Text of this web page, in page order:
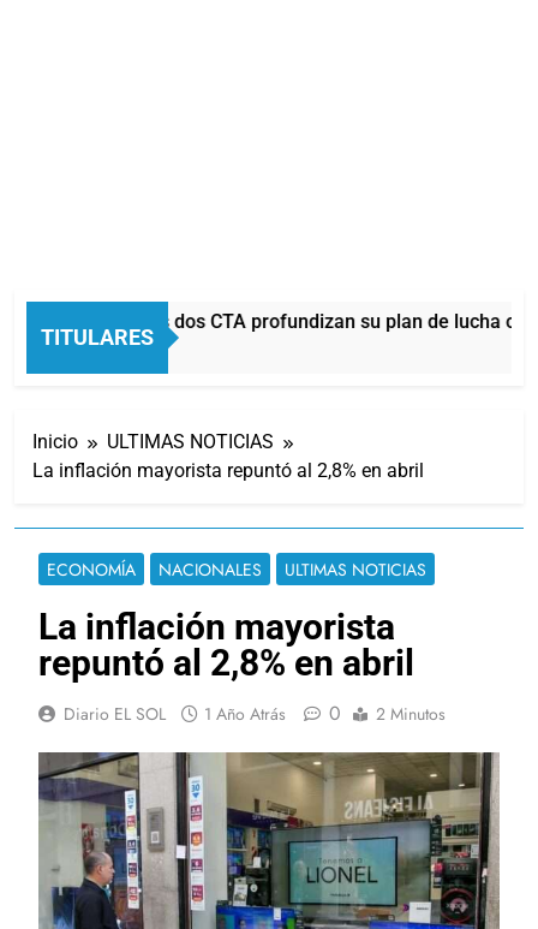
TITULARES
La CGT y las dos CTA profundizan su plan de lucha con
9 Minutos Atrás
Inicio
ULTIMAS NOTICIAS
La inflación mayorista repuntó al 2,8% en abril
ECONOMÍA NACIONALES ULTIMAS NOTICIAS
La inflación mayorista
repuntó al 2,8% en abril
Diario EL SOL 1 Año Atrás 0 2 Minutos